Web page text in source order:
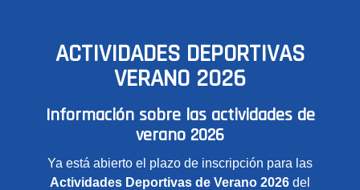
ACTIVIDADES DEPORTIVAS
VERANO 2026
Información sobre las actividades de
verano 2026
Ya está abierto el plazo de inscripción para las
Actividades Deportivas de Verano 2026 del